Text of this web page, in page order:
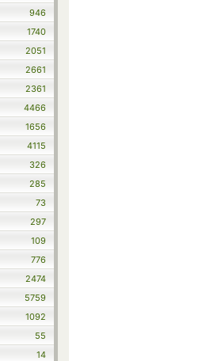
946
1740
2051
2661
2361
4466
1656
4115
326
285
73
297
109
776
2474
5759
1092
55
14